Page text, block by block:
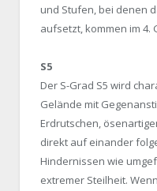
und Stufen, bei denen
aufsetzt, kommen im 4.
S5
Der S-Grad S5 wird
Gelände mit
Erdrutschen,
direkt auf einander
Hindernissen wie
extremer Steilheit.